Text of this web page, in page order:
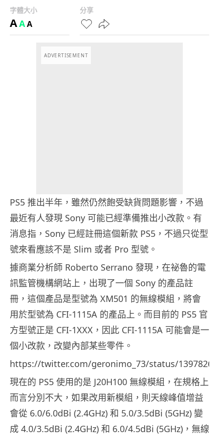
字體大小
AAA
分享
ADVERTISEMENT
PS5 推出半年，雖然仍然飽受缺貨問題影響，不過
最近有人發現 Sony 可能已經準備推出小改款。有
消息指，Sony 已經註冊這個新款 PS5，不過只從型
號來看應該不是 Slim 或者 Pro 型號。
據商業分析師 Roberto Serrano 發現，在祕魯的電
訊監管機構網站上，出現了一個 Sony 的產品註
冊，這個產品是型號為 XM501 的無線模組，將會
用於型號為 CFI-1115A 的產品上。而目前的 PS5 官
方型號正是 CFI-1XXX，因此 CFI-1115A 可能會是一
個小改款，改變內部某些零件。
https://twitter.com/geronimo_73/status/
現在的 PS5 使用的是 J20H100 無線模組，在規格上
而言分別不大，如果改用新模組，則天線峰值增益
會從 6.0/6.0dBi (2.4GHz) 和 5.0/3.5dBi (5GHz) 變
成 4.0/3.5dBi (2.4GHz) 和 6.0/4.5dBi (5GHz)，無線